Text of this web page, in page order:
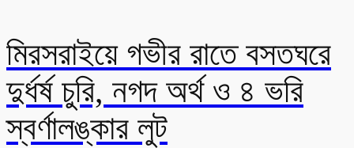
মিরসরাইয়ে গভীর রাতে বসতঘরে
দুর্ধর্ষ চুরি, নগদ অর্থ ও ৪ ভরি
স্বর্ণালঙ্কার লুট